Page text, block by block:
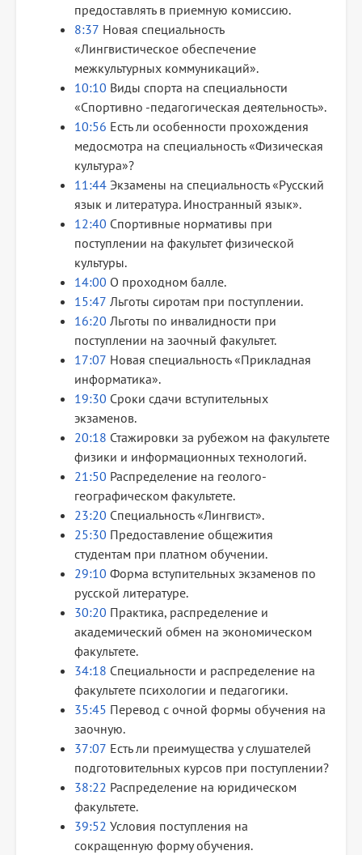
предоставлять в приемную комиссию.
8:37 Новая специальность
«Лингвистическое обеспечение
межкультурных коммуникаций».
10:10 Виды спорта на специальности
«Спортивно -педагогическая деятельность».
10:56 Есть ли особенности прохождения
медосмотра на специальность «Физическая
культура»?
11:44 Экзамены на специальность «Русский
язык и литература. Иностранный язык».
12:40 Спортивные нормативы при
поступлении на факультет физической
культуры.
14:00 О проходном балле.
15:47 Льготы сиротам при поступлении.
16:20 Льготы по инвалидности при
поступлении на заочный факультет.
17:07 Новая специальность «Прикладная
информатика».
19:30 Сроки сдачи вступительных
экзаменов.
20:18 Стажировки за рубежом на факультете
физики и информационных технологий.
21:50 Распределение на геолого-
географическом факультете.
23:20 Специальность «Лингвист».
25:30 Предоставление общежития
студентам при платном обучении.
29:10 Форма вступительных экзаменов по
русской литературе.
30:20 Практика, распределение и
академический обмен на экономическом
факультете.
34:18 Специальности и распределение на
факультете психологии и педагогики.
35:45 Перевод с очной формы обучения на
заочную.
37:07 Есть ли преимущества у слушателей
подготовительных курсов при поступлении?
38:22 Распределение на юридическом
факультете.
39:52 Условия поступления на
сокращенную форму обучения.